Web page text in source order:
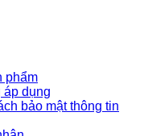
phẩm
dụng
bảo mật thông tin